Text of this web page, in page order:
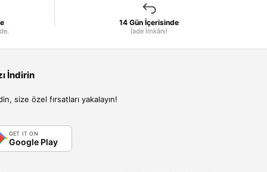
14 Gün İçerisinde
İade İmkânı!
İndirin
size özel fırsatları yakalayın!
GET IT ON
Google Play